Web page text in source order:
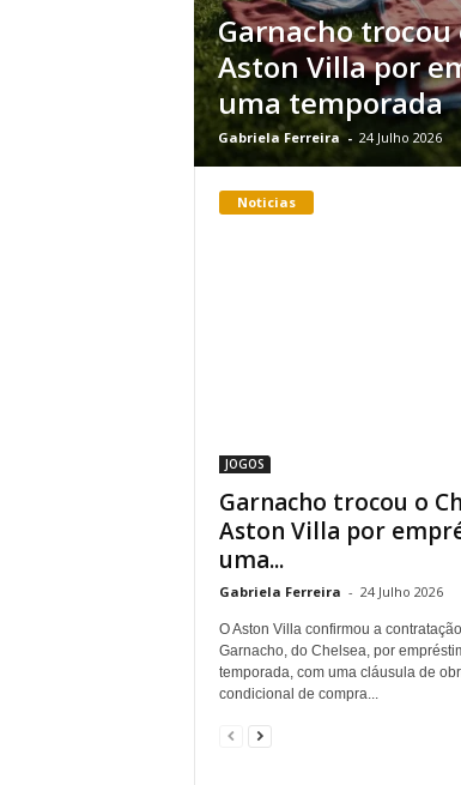
Garnacho trocou
Aston Villa por
uma temporada
Gabriela Ferreira - 24 Julho 2026
Noticias
JOGOS
Garnacho trocou o
Aston Villa por
uma...
Gabriela Ferreira - 24 Julho 2026
O Aston Villa confirmou a
Garnacho, do Chelsea, por
temporada, com uma cláusula de
condicional de compra...